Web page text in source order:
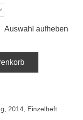
Auswahl aufheben
, 2014, Einzelheft